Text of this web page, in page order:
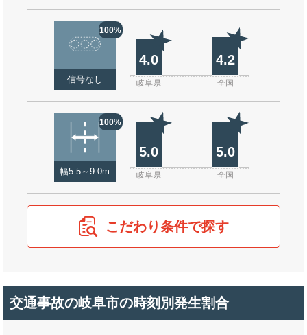
100%
信号なし
4.0 4.2
岐阜県 全国
100%
幅5.5～9.0m
5.0 5.0
岐阜県 全国
こだわり条件で探す
交通事故の岐阜市の時刻別発生割合